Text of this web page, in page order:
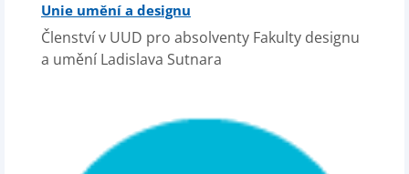
Unie umění a designu
Členství v UUD pro absolventy Fakulty designu
a umění Ladislava Sutnara